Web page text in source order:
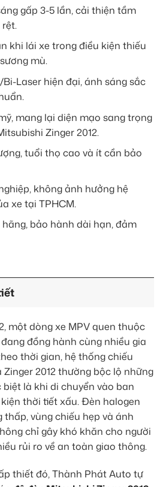
gấp 3-5 lần, cải thiện tầm
khi lái xe trong điều kiện thiếu
mù.
Laser hiện đại, ánh sáng sắc
mang lại diện mạo sang trọng
Zinger 2012.
tuổi thọ cao và ít cần bảo
không ảnh hưởng hệ
xe tại TPHCM.
bảo hành dài hạn, đảm
một dòng xe MPV quen thuộc
đồng hành cùng nhiều gia
thời gian, hệ thống chiếu
2012 thường bộc lộ những
biệt là khi di chuyển vào ban
thời tiết xấu. Đèn halogen
thấp, vùng chiếu hẹp và ánh
chỉ gây khó khăn cho người
rủi ro về an toàn giao thông.
thiết đó, Thành Phát Auto tự